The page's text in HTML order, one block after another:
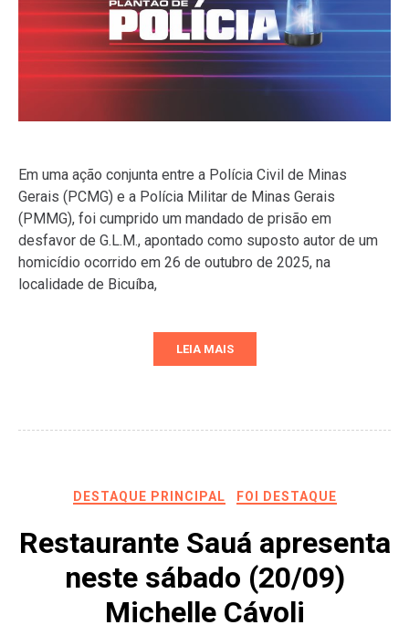
Em uma ação conjunta entre a Polícia Civil de Minas
Gerais (PCMG) e a Polícia Militar de Minas Gerais
(PMMG), foi cumprido um mandado de prisão em
desfavor de G.L.M., apontado como suposto autor de um
homicídio ocorrido em 26 de outubro de 2025, na
localidade de Bicuíba,
LEIA MAIS
DESTAQUE PRINCIPAL FOI DESTAQUE
Restaurante Sauá apresenta
neste sábado (20/09)
Michelle Cávoli